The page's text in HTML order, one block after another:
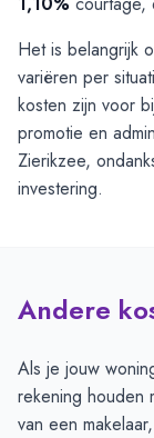
Het is belangrijk
variëren per
kosten zijn voor
promotie en
Zierikzee,
investering.
Andere
Als je jouw
rekening houden
van een